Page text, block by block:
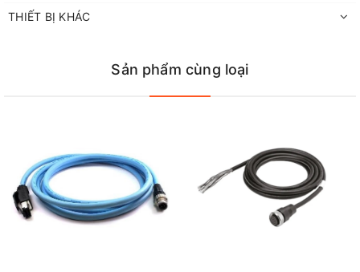
THIẾT BỊ KHÁC
Sản phẩm cùng loại